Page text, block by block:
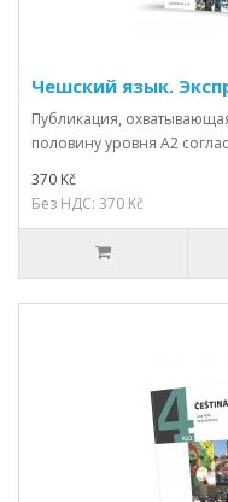
Чешский язык.
Публикация,
половину уровня А2
370 Kč
Без НДС: 370 Kč